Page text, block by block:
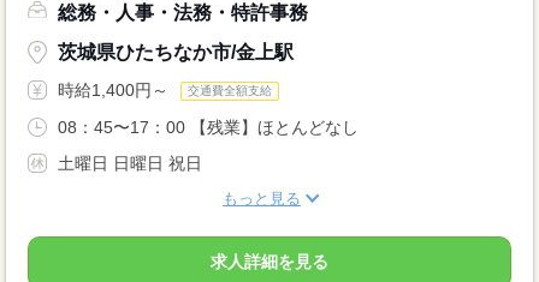
総務・人事・法務・特許事務
茨城県ひたちなか市/金上駅
時給1,400円～ 交通費全額支給
08：45〜17：00 【残業】ほとんどなし
土曜日 日曜日 祝日
もっと見る
求人詳細を見る